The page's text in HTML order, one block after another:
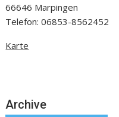
66646 Marpingen
Telefon: 06853-8562452
Karte
Archive